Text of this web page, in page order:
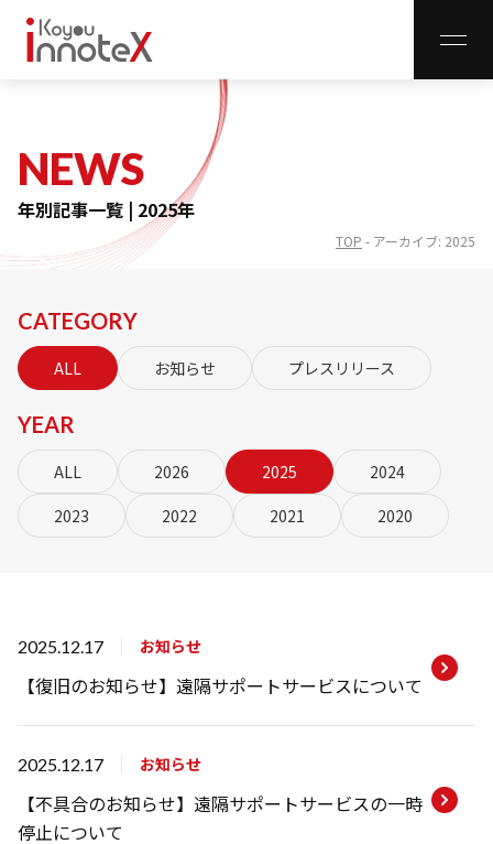
レンタル事業
取扱商品一覧
インフラ整備
無線LANサイトサーベイ
innoNET WiFi
innoNET Storage
研修事業
NEWS
年別記事一覧 | 2025年
TOP - アーカイブ: 2025
CATEGORY
ALL お知らせ プレスリリース
YEAR
ALL 2026 2025
2024
2023
2022 2021 2020
2025.12.17 お知らせ
【復旧のお知らせ】遠隔サポートサービスについて
2025.12.17 お知らせ
【不具合のお知らせ】遠隔サポートサービスの一時
停止について